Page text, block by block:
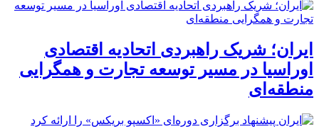
ایران؛ شریک راهبردی اتحادیه اقتصادی
اوراسیا در مسیر توسعه تجارت و همگرایی
منطقه‌ای